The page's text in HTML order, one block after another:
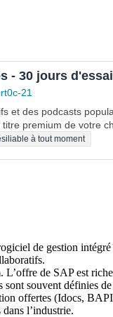
- 30 jours
21
et des podcasts
premium de votre
à tout moment
de gestion
de SAP est
souvent définies
offertes (Idocs,
l’industrie.